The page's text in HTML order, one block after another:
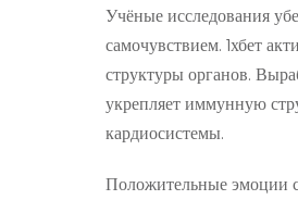
Учёные исследования
самочувствием. 1хбет
структуры органов.
укрепляет иммунную
кардиосистемы.
Положительные эмоции